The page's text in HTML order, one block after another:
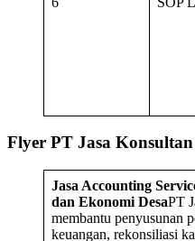
Flyer PT Jasa
Jasa Accounting
dan Ekonomi DesaPT
membantu penyusunan
keuangan, rekonsiliasi